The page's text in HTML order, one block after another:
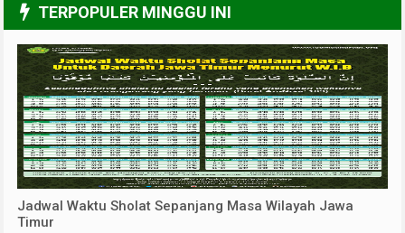
TERPOPULER MINGGU INI
Jadwal Waktu Sholat Sepanjang Masa Wilayah Jawa
Timur